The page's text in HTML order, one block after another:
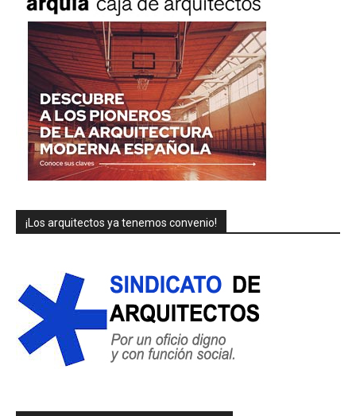
¡Los arquitectos ya tenemos convenio!